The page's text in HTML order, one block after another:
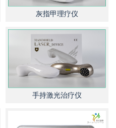
灰指甲理疗仪
手持激光治疗仪